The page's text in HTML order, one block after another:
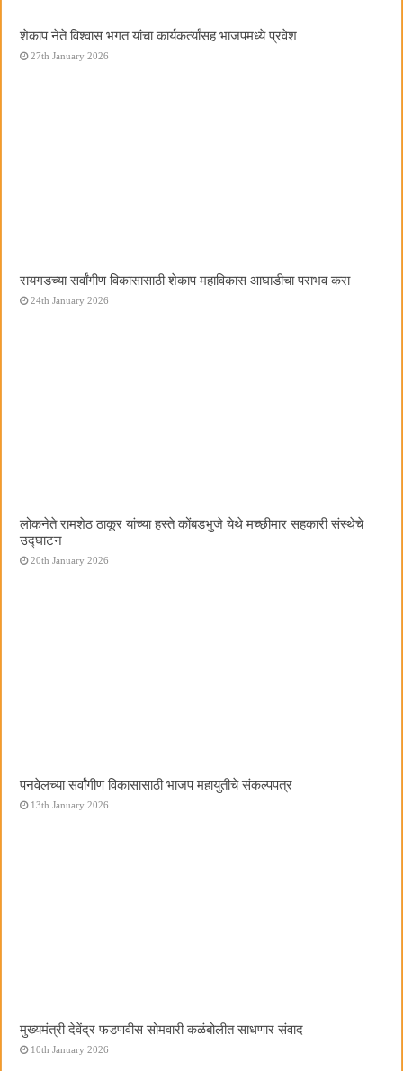
शेकाप नेते विश्वास भगत यांचा कार्यकर्त्यांसह भाजपमध्ये प्रवेश
27th January 2026
रायगडच्या सर्वांगीण विकासासाठी शेकाप महाविकास आघाडीचा पराभव करा
24th January 2026
लोकनेते रामशेठ ठाकूर यांच्या हस्ते कोंबडभुजे येथे मच्छीमार सहकारी संस्थेचे
उद्घाटन
20th January 2026
पनवेलच्या सर्वांगीण विकासासाठी भाजप महायुतीचे संकल्पपत्र
13th January 2026
मुख्यमंत्री देवेंद्र फडणवीस सोमवारी कळंबोलीत साधणार संवाद
10th January 2026